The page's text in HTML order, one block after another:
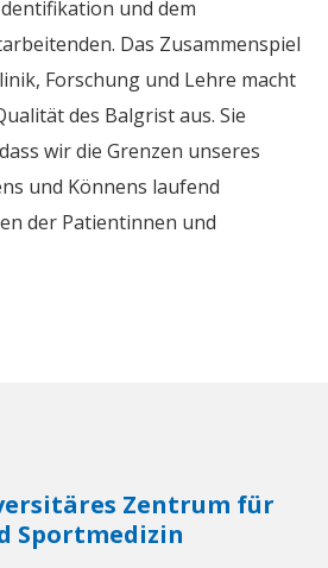
und dem
Das Zusammenspiel
Forschung und Lehre macht
des Balgrist aus. Sie
wir die Grenzen unseres
und Könnens laufend
der Patientinnen und
Zentrum für
Sportmedizin